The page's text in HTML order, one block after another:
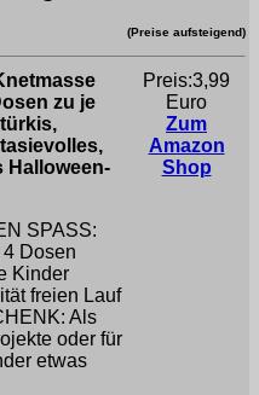
(Preise aufsteigend)
zu je
Halloween-
SPASS:
Dosen
Kinder
freien Lauf
Als
oder für
etwas
Preis:3,99
Euro
Zum
Amazon
Shop